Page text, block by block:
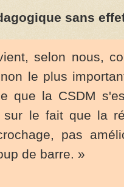
sans
selon nous,
le plus
que la CSDM
sur le fait que la
pas
de barre. »